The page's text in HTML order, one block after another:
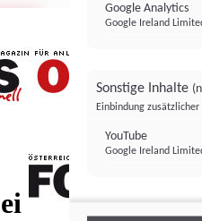
FONDS
Google Analytics
Google Ireland
Sonstige Inhalte
Einbindung
YouTube
Google Ireland